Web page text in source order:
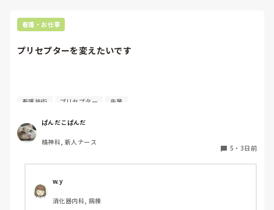
看護・お仕事
プリセプターを変えたいです
質問失礼します。
4月に入職してまだ少ししか経っていないのですが、プリセ
プターを変えたいと考えています。ただ、同じ病棟の先輩で
もあるため、なかなか相談することができません。
私はもともと人見知りで、自分から悩みや相談事を人に話す
ことが苦手なタイプです。
プリセプターを変えたいと思った理由は、プリセプターとの
看護技術 プリセプター 先輩
ぱんだこぱんだ
精神科, 新人ナース
5 ・ 3日前
w.y
消化器内科, 病棟